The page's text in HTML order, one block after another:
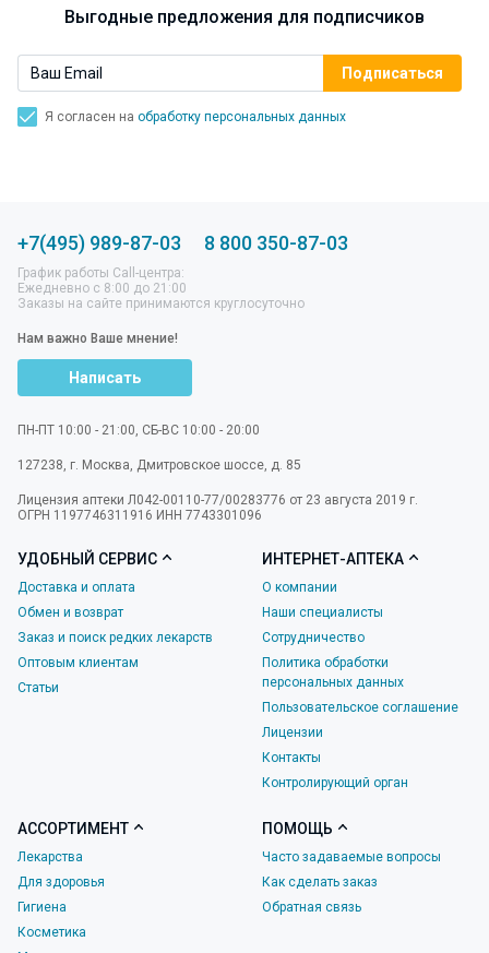
Выгодные предложения для подписчиков
Я согласен на обработку персональных данных
+7(495) 989-87-03 8 800 350-87-03
График работы Call-центра:
Ежедневно с 8:00 до 21:00
Заказы на сайте принимаются круглосуточно
Нам важно Ваше мнение!
Написать
ПН-ПТ 10:00 - 21:00, СБ-ВС 10:00 - 20:00
127238, г. Москва, Дмитровское шоссе, д. 85
Лицензия аптеки Л042-00110-77/00283776 от 23 августа 2019 г.
ОГРН 1197746311916 ИНН 7743301096
УДОБНЫЙ СЕРВИС
Доставка и оплата
Обмен и возврат
Заказ и поиск редких лекарств
Оптовым клиентам
Статьи
ИНТЕРНЕТ-АПТЕКА
О компании
Наши специалисты
Сотрудничество
Политика обработки
персональных данных
Пользовательское соглашение
Лицензии
Контакты
Контролирующий орган
АССОРТИМЕНТ
Лекарства
Для здоровья
Гигиена
Косметика
ПОМОЩЬ
Часто задаваемые вопросы
Как сделать заказ
Обратная связь